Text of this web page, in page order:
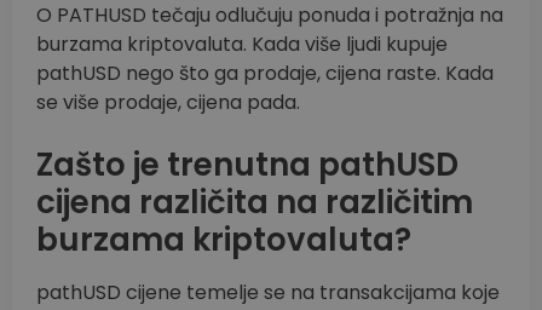
O PATHUSD tečaju odlučuju ponuda i potražnja na
burzama kriptovaluta. Kada više ljudi kupuje
pathUSD nego što ga prodaje, cijena raste. Kada
se više prodaje, cijena pada.
Zašto je trenutna pathUSD
cijena različita na različitim
burzama kriptovaluta?
pathUSD cijene temelje se na transakcijama koje